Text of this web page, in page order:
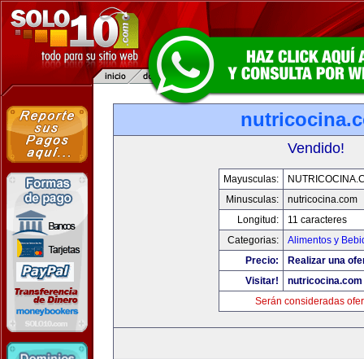
Vendido!
Mayusculas:
Minusculas:
nutricocina.com
Longitud:
11 caracteres
Categorias:
Alimentos y
Precio:
Realizar una
Visitar!
nutricocina.com
Serán consideradas